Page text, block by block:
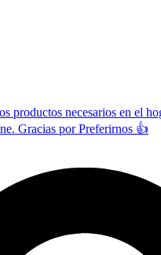
necesarios en el
Gracias por Preferirnos 👍